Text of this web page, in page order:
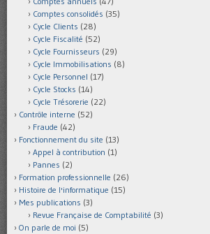
Comptes consolidés (35)
Cycle Clients (28)
Cycle Fiscalité (52)
Cycle Fournisseurs (29)
Cycle Immobilisations (8)
Cycle Personnel (17)
Cycle Stocks (14)
Cycle Trésorerie (22)
Contrôle interne (52)
Fraude (42)
Fonctionnement du site (13)
Appel à contribution (1)
Pannes (2)
Formation professionnelle (26)
Histoire de l'informatique (15)
Mes publications (3)
Revue Française de Comptabilité (3)
On parle de moi (5)